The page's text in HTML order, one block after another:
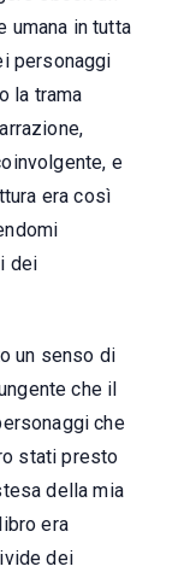
umana in tutta
personaggi
la trama
e
era così
dei
un senso di
che il
che
stati presto
della mia
era
dei